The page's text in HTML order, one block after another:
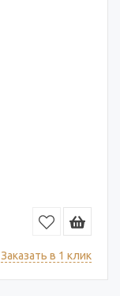
Заказать в 1 клик